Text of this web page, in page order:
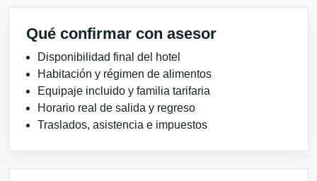
Qué confirmar con asesor
Disponibilidad final del hotel
Habitación y régimen de alimentos
Equipaje incluido y familia tarifaria
Horario real de salida y regreso
Traslados, asistencia e impuestos